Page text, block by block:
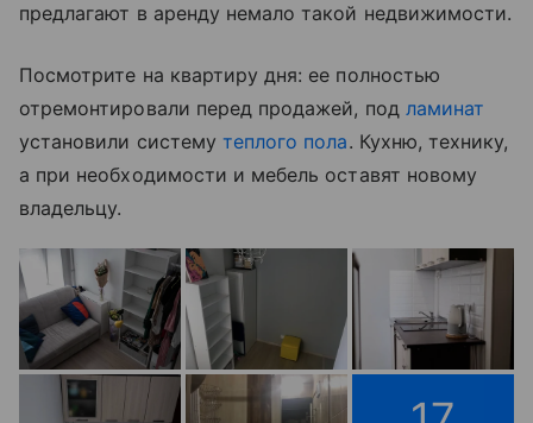
предлагают в аренду немало такой недвижимости.
Посмотрите на квартиру дня: ее полностью
отремонтировали перед продажей, под ламинат
установили систему теплого пола. Кухню, технику,
а при необходимости и мебель оставят новому
владельцу.